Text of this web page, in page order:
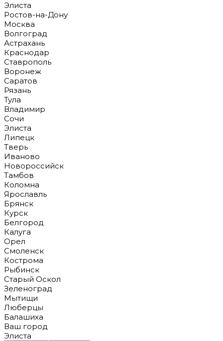
Элиста
Ростов-на-Дону
Москва
Волгоград
Астрахань
Краснодар
Ставрополь
Воронеж
Саратов
Рязань
Тула
Владимир
Сочи
Элиста
Липецк
Тверь
Иваново
Новороссийск
Тамбов
Коломна
Ярославль
Брянск
Курск
Белгород
Калуга
Орел
Смоленск
Кострома
Рыбинск
Старый Оскол
Зеленоград
Мытищи
Люберцы
Балашиха
Ваш город
Элиста